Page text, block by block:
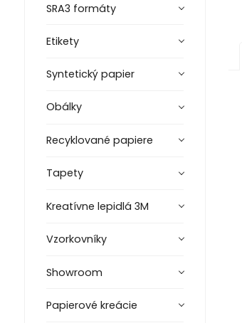
SRA3 formáty
Etikety
Syntetický papier
Obálky
Recyklované papiere
Tapety
Kreatívne lepidlá 3M
Vzorkovníky
Showroom
Papierové kreácie